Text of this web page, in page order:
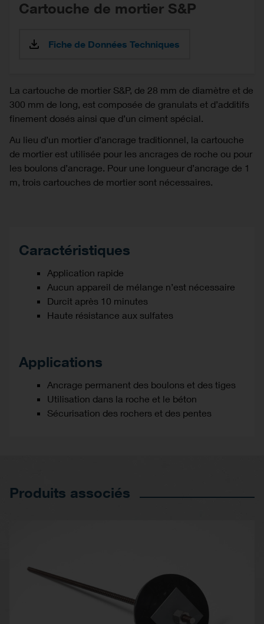
Cartouche de mortier S&P
Fiche de Données Techniques
La cartouche de mortier S&P, de 28 mm de diamètre et de
300 mm de long, est composée de granulats et d’additifs
finement dosés ainsi que d’un ciment spécial.
Au lieu d’un mortier d’ancrage traditionnel, la cartouche
de mortier est utilisée pour les ancrages de roche ou pour
les boulons d’ancrage. Pour une longueur d’ancrage de 1
m, trois cartouches de mortier sont nécessaires.
Caractéristiques
Application rapide
Aucun appareil de mélange n’est nécessaire
Durcit après 10 minutes
Haute résistance aux sulfates
Applications
Ancrage permanent des boulons et des tiges
Utilisation dans la roche et le béton
Sécurisation des rochers et des pentes
Produits associés